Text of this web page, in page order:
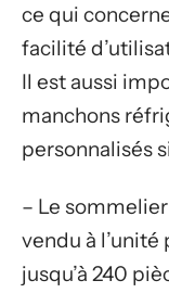
ce qui
facilité
Il est aussi
manchons
personnalisés
– Le
vendu à l’unité
jusqu’à 240